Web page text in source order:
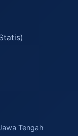
Tengah